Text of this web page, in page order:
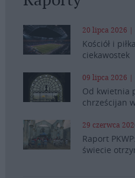
20 lipca 2026 |
Kościół i
ciekawostek
09 lipca 2026 |
Od kwietnia
chrześcijan
29 czerwca
Raport
świecie